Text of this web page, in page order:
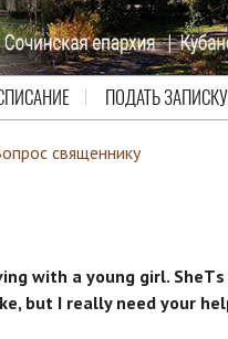
ПОДАТЬ ЗАПИСКУ
священнику
with a young girl.
but I really need your